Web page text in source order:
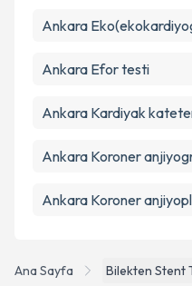
Ana Sayfa Bilekten Stent
Ankara
Ankara Efor testi
Ankara Kardiyak
Ankara Koroner
Ankara Koroner